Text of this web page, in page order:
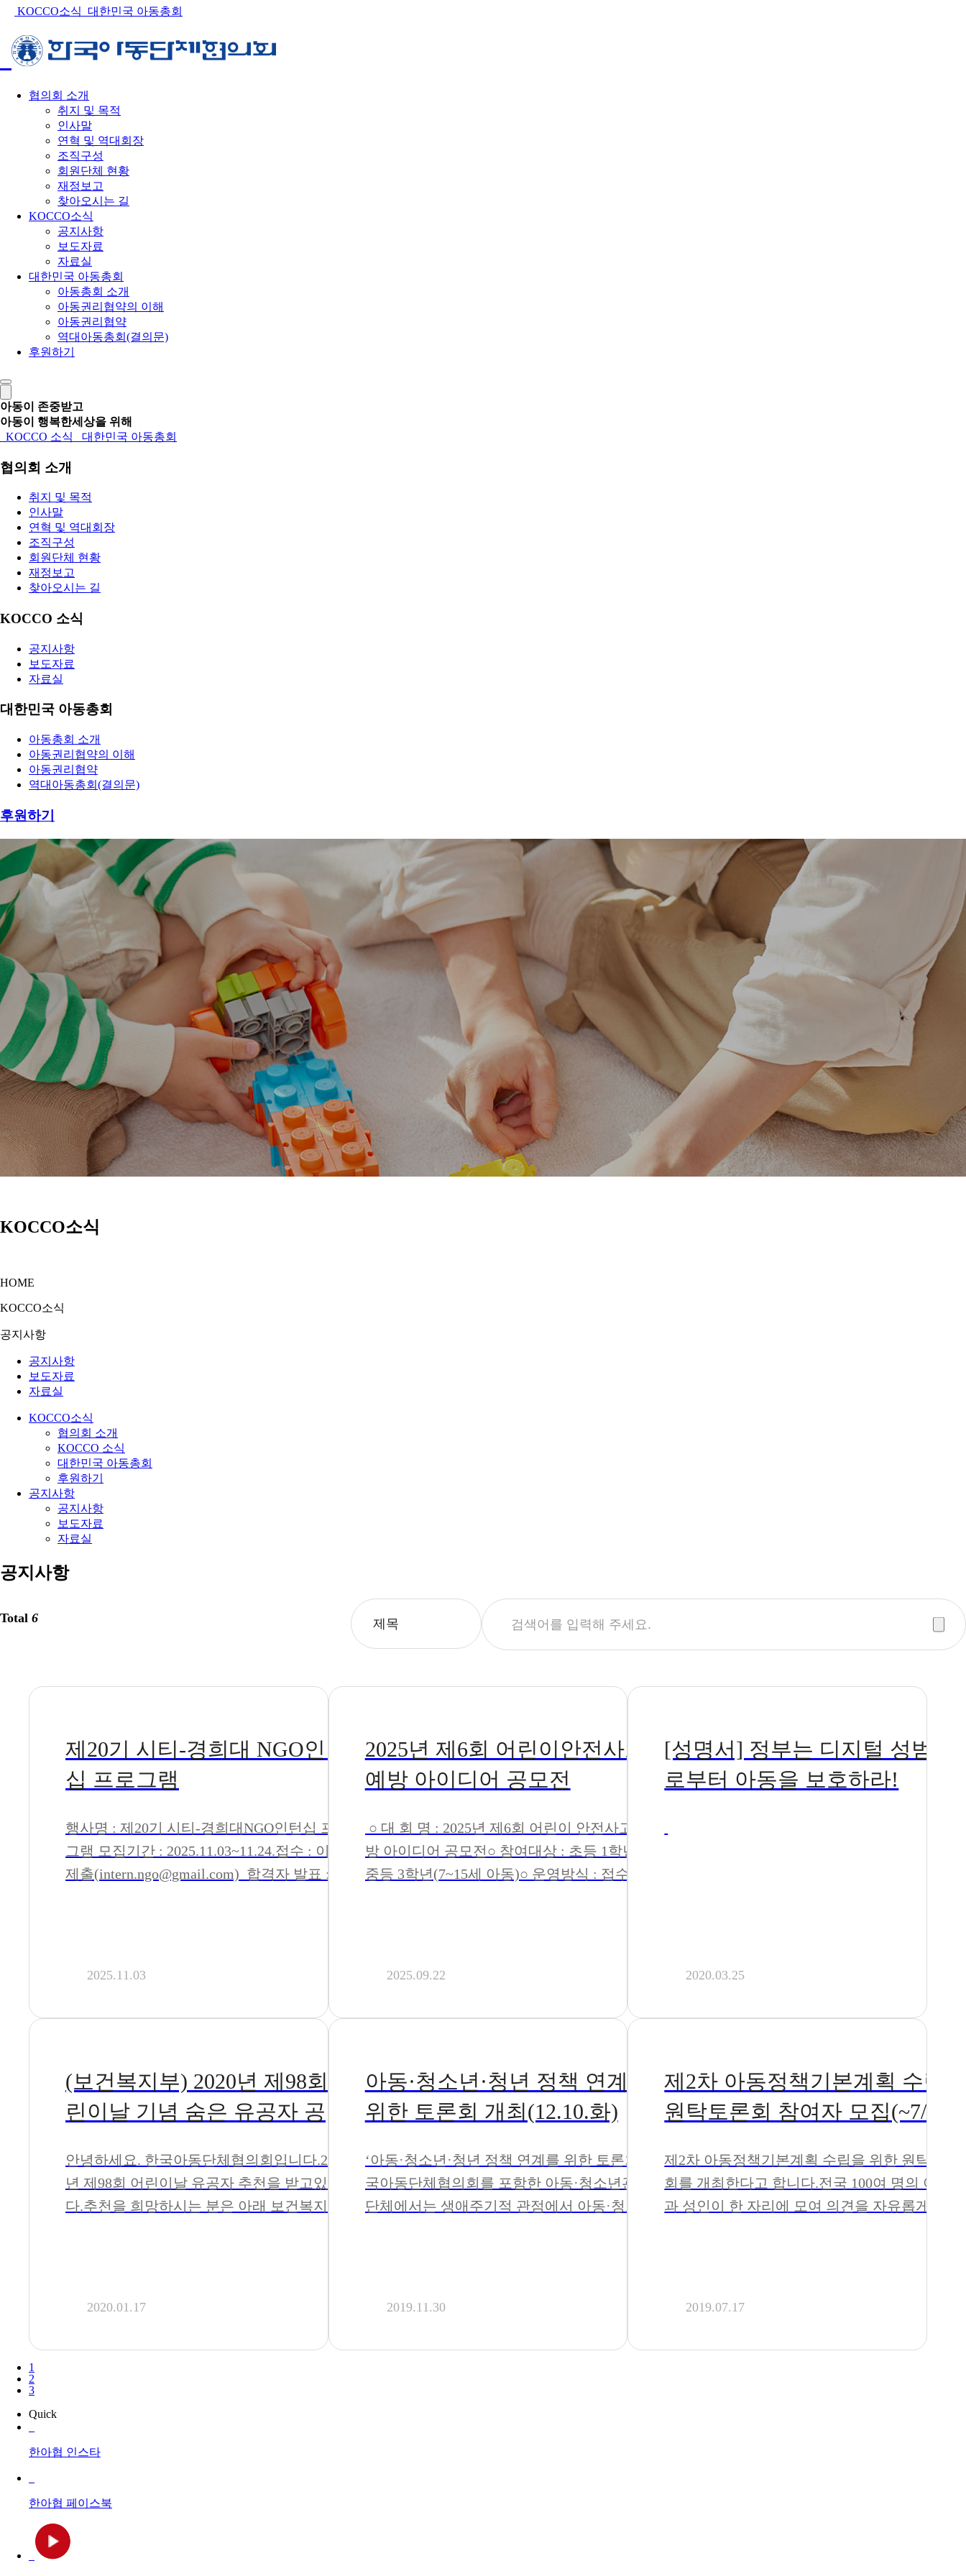
KOCCO소식 대한민국 아동총회
협의회 소개
취지 및 목적
인사말
연혁 및 역대회장
조직구성
회원단체 현황
재정보고
찾아오시는 길
KOCCO소식
공지사항
보도자료
자료실
대한민국 아동총회
아동총회 소개
아동권리협약의 이해
아동권리협약
역대아동총회(결의문)
후원하기
아동이 존중받고
아동이 행복한세상을 위해
KOCCO 소식
대한민국 아동총회
협의회 소개
취지 및 목적
인사말
연혁 및 역대회장
조직구성
회원단체 현황
재정보고
찾아오시는 길
KOCCO 소식
공지사항
보도자료
자료실
대한민국 아동총회
아동총회 소개
아동권리협약의 이해
아동권리협약
역대아동총회(결의문)
후원하기
KOCCO소식
HOME
KOCCO소식
공지사항
공지사항
보도자료
자료실
KOCCO소식
협의회 소개
KOCCO 소식
대한민국 아동총회
후원하기
공지사항
공지사항
보도자료
자료실
공지사항
Total 6
제20기 시티-경희대 NGO인턴
십 프로그램
행사명 : 제20기 시티-경희대NGO인턴십 프로
그램 모집기간 : 2025.11.03~11.24.접수 : 이메일
제출(intern.ngo@gmail.com) 합격자 발표 :
2025.11.03
2025년 제6회 어린이안전사고
예방 아이디어 공모전
○ 대 회 명 : 2025년 제6회 어린이 안전사고 예
방 아이디어 공모전○ 참여대상 : 초등 1학년 ~
중등 3학년(7~15세 아동)○ 운영방식 : 접수된 지
2025.09.22
[성명서] 정부는 디지털 성범죄
로부터 아동을 보호하라!
2020.03.25
(보건복지부) 2020년 제98회 어
린이날 기념 숨은 유공자 공개
안녕하세요. 한국아동단체협의회입니다.2020
년 제98회 어린이날 유공자 추천을 받고있습니
다.추천을 희망하시는 분은 아래 보건복지부 공
2020.01.17
아동·청소년·청년 정책 연계를
위한 토론회 개최(12.10.화)
‘아동·청소년·청년 정책 연계를 위한 토론회’ 한
국아동단체협의회를 포함한 아동·청소년관련
단체에서는 생애주기적 관점에서 아동·청소년
2019.11.30
제2차 아동정책기본계획 수립_
원탁토론회 참여자 모집(~7/31)
제2차 아동정책기본계획 수립을 위한 원탁토론
회를 개최한다고 합니다.전국 100여 명의 아동
과 성인이 한 자리에 모여 의견을 자유롭게 표
2019.07.17
1
2
3
Quick
한아협 인스타
한아협 페이스북